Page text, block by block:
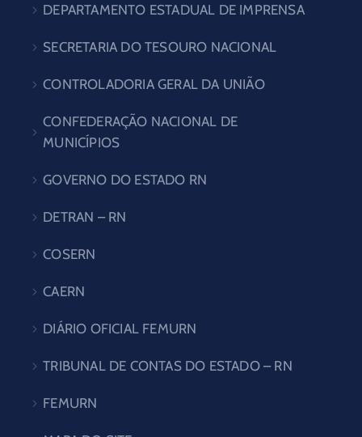
DEPARTAMENTO ESTADUAL DE IMPRENSA
SECRETARIA DO TESOURO NACIONAL
CONTROLADORIA GERAL DA UNIÃO
CONFEDERAÇÃO NACIONAL DE
MUNICÍPIOS
GOVERNO DO ESTADO RN
DETRAN – RN
COSERN
CAERN
DIÁRIO OFICIAL FEMURN
TRIBUNAL DE CONTAS DO ESTADO – RN
FEMURN